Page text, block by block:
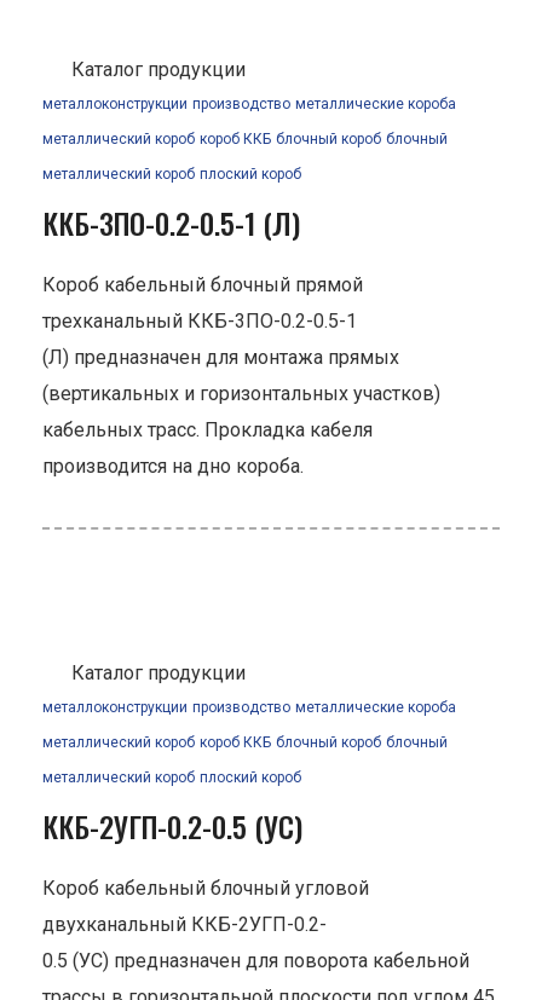
Каталог продукции
металлоконструкции производство металлические короба
металлический короб короб ККБ блочный короб блочный
металлический короб плоский короб
ККБ-3ПО-0.2-0.5-1 (Л)
Короб кабельный блочный прямой
трехканальный ККБ-3ПО-0.2-0.5-1
(Л) предназначен для монтажа прямых
(вертикальных и горизонтальных участков)
кабельных трасс. Прокладка кабеля
производится на дно короба.
Каталог продукции
металлоконструкции производство металлические короба
металлический короб короб ККБ блочный короб блочный
металлический короб плоский короб
ККБ-2УГП-0.2-0.5 (УС)
Короб кабельный блочный угловой
двухканальный ККБ-2УГП-0.2-
0.5 (УС) предназначен для поворота кабельной